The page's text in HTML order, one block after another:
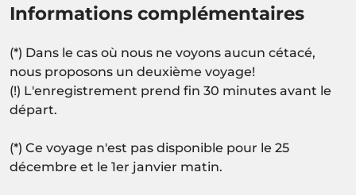
Informations complémentaires
(*) Dans le cas où nous ne voyons aucun cétacé,
nous proposons un deuxième voyage!
(!) L'enregistrement prend fin 30 minutes avant le
départ.
(*) Ce voyage n'est pas disponible pour le 25
décembre et le 1er janvier matin.